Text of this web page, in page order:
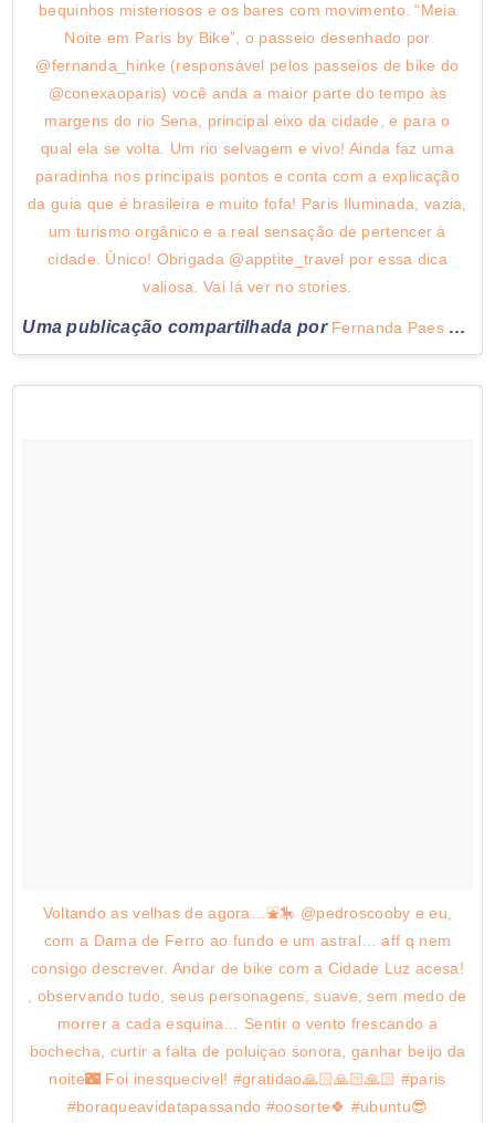
bequinhos misteriosos e os bares com movimento. “Meia
Noite em Paris by Bike”, o passeio desenhado por
@fernanda_hinke (responsável pelos passeios de bike do
@conexaoparis) você anda a maior parte do tempo às
margens do rio Sena, principal eixo da cidade, e para o
qual ela se volta. Um rio selvagem e vivo! Ainda faz uma
paradinha nos principais pontos e conta com a explicação
da guia que é brasileira e muito fofa! Paris Iluminada, vazia,
um turismo orgânico e a real sensação de pertencer à
cidade. Único! Obrigada @apptite_travel por essa dica
valiosa. Vai lá ver no stories.
Uma publicação compartilhada por Fernanda Paes Leme
Voltando as velhas de agora…⛲🎠 @pedroscooby e eu,
com a Dama de Ferro ao fundo e um astral… aff q nem
consigo descrever. Andar de bike com a Cidade Luz acesa!
, observando tudo, seus personagens, suave, sem medo de
morrer a cada esquina… Sentir o vento frescando a
bochecha, curtir a falta de poluiçao sonora, ganhar beijo da
noite🌃 Foi inesquecivel! #gratidao🙏🏻🙏🏻🙏🏻 #paris
#boraqueavidatapassando #oosorte🍀 #ubuntu😎